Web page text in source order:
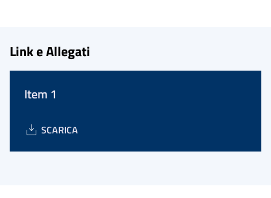
Link e Allegati
Item 1
SCARICA